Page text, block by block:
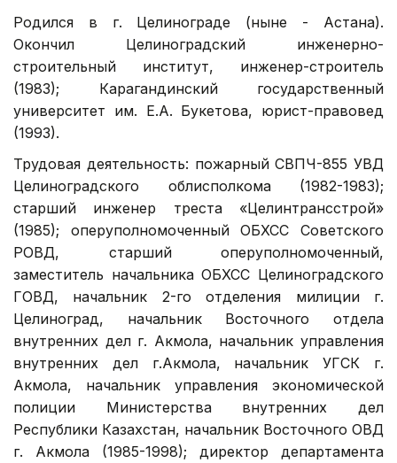
Родился в г. Целинограде (ныне - Астана).
Окончил Целиноградский инженерно-
строительный институт, инженер-строитель
(1983); Карагандинский государственный
университет им. Е.А. Букетова, юрист-правовед
(1993).
Трудовая деятельность: пожарный СВПЧ-855 УВД
Целиноградского облисполкома (1982-1983);
старший инженер треста «Целинтрансстрой»
(1985); оперуполномоченный ОБХСС Советского
РОВД, старший оперуполномоченный,
заместитель начальника ОБХСС Целиноградского
ГОВД, начальник 2-го отделения милиции г.
Целиноград, начальник Восточного отдела
внутренних дел г. Акмола, начальник управления
внутренних дел г.Акмола, начальник УГСК г.
Акмола, начальник управления экономической
полиции Министерства внутренних дел
Республики Казахстан, начальник Восточного ОВД
г. Акмола (1985-1998); директор департамента